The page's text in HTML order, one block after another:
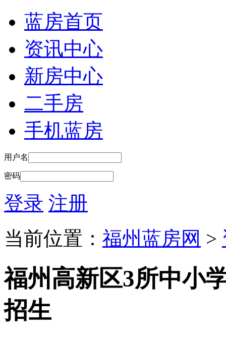
蓝房首页
资讯中心
新房中心
二手房
手机蓝房
用户名
密码
登录 注册
当前位置： 福州蓝房网 >
福州高新区3所中小
招生